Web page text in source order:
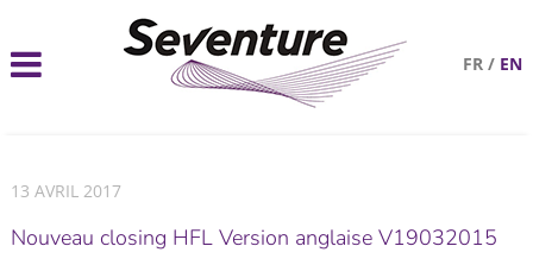
FR / EN
13 AVRIL 2017
Nouveau closing HFL Version anglaise V19032015